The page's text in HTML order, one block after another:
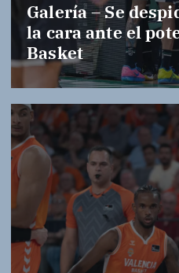
Galería – Se
la cara ante el
Basket